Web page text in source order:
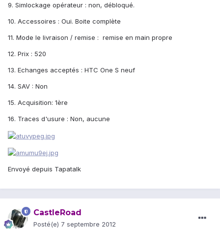
9. Simlockage opérateur : non, débloqué.
10. Accessoires : Oui. Boite complète
11. Mode le livraison / remise : remise en main propre
12. Prix : 520
13. Echanges acceptés : HTC One S neuf
14. SAV : Non
15. Acquisition: 1ère
16. Traces d'usure : Non, aucune
Envoyé depuis Tapatalk
CastleRoad
Posté(e) 7 septembre 2012